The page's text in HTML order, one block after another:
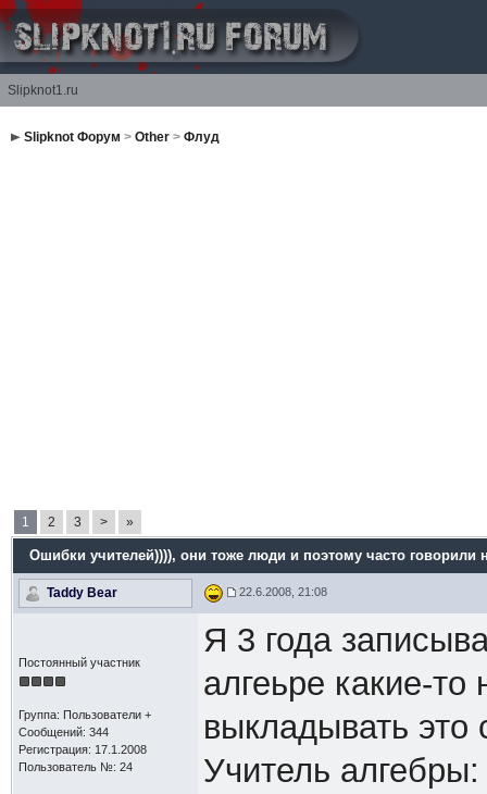
Slipknot1.ru
Slipknot Форум > Other> Флуд
1 2 3 > »
Ошибки учителей)))), они тоже люди и поэтому часто говорили
Taddy Bear 22.6.2008, 21:08
Постоянный участник
Группа: Пользователи +
Сообщений: 344
Регистрация: 17.1.2008
Пользователь №: 24
Я 3 года
алгеьре какие-
выкладывать это
Учитель алгебры: